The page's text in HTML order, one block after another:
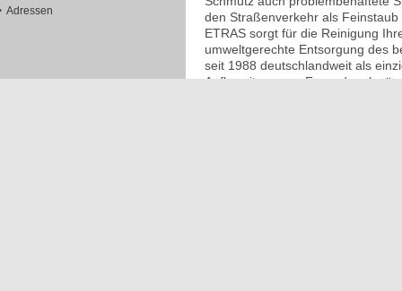
Adressen
den Straßenverkehr als
ETRAS sorgt für die Reinigung
umweltgerechte Entsorgung des
seit 1988 deutschlandweit als
Aufbereitung von